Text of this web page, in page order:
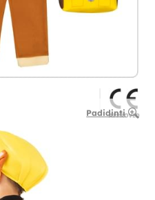
Padidinti